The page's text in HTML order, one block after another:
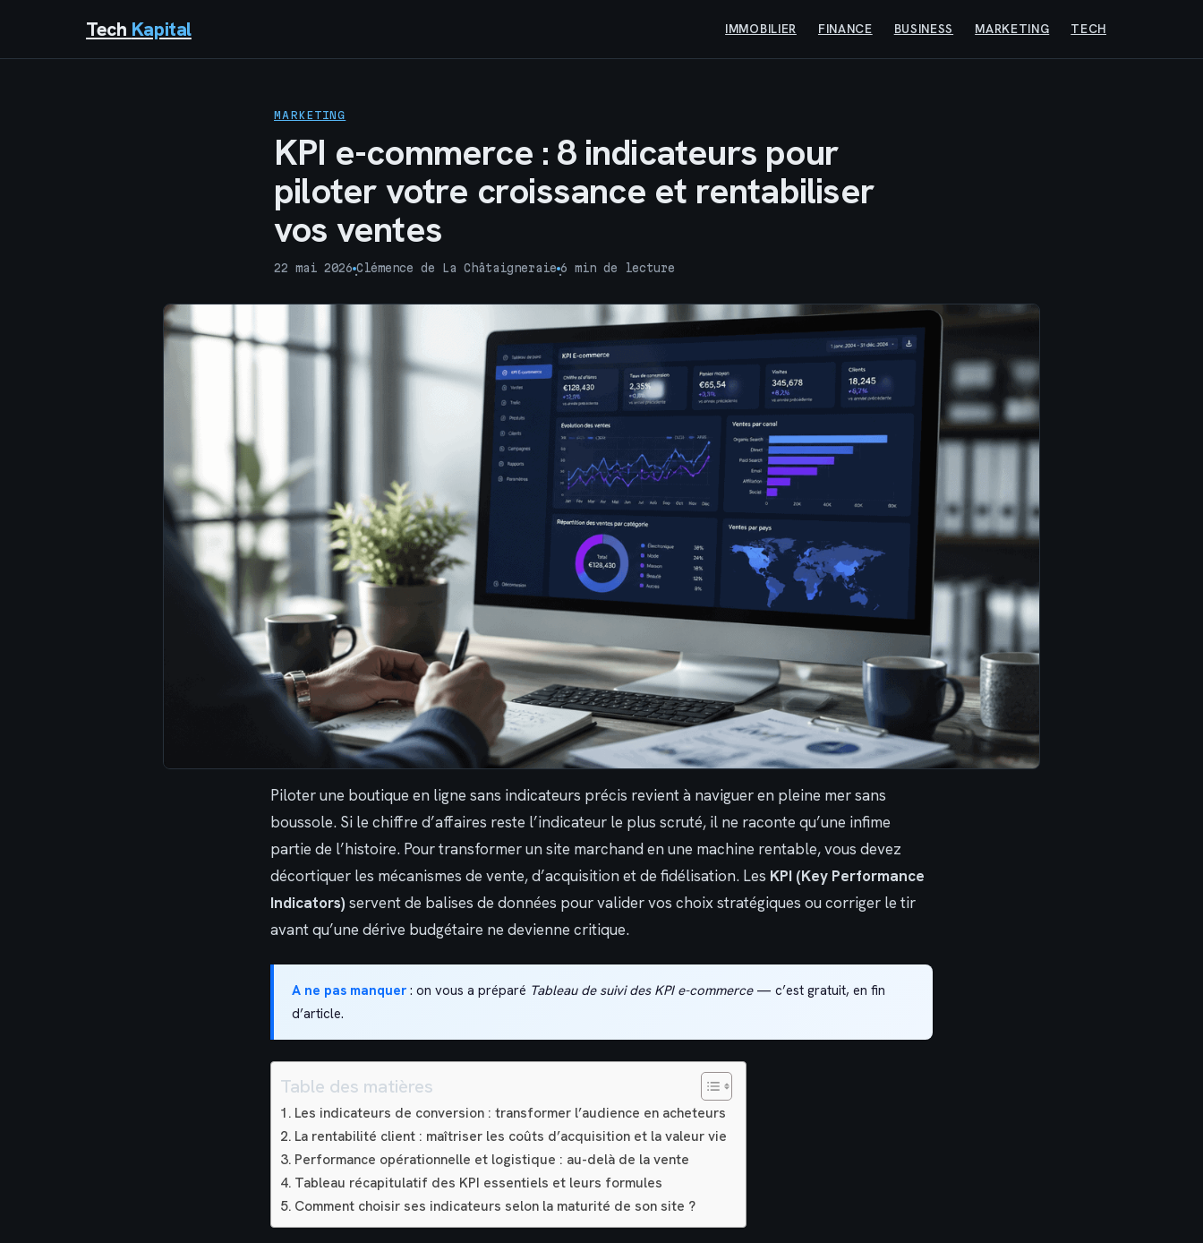
Tech Kapital IMMOBILIER FINANCE BUSINESS MARKETING TECH
MARKETING
KPI e-commerce : 8 indicateurs pour
piloter votre croissance et rentabiliser
vos ventes
22 mai 2026
·
Clémence de La Châtaigneraie
·
6 min de lecture
Piloter une boutique en ligne sans indicateurs précis revient à naviguer en pleine mer sans
boussole. Si le chiffre d’affaires reste l’indicateur le plus scruté, il ne raconte qu’une infime
partie de l’histoire. Pour transformer un site marchand en une machine rentable, vous devez
décortiquer les mécanismes de vente, d’acquisition et de fidélisation. Les KPI (Key Performance
Indicators) servent de balises de données pour valider vos choix stratégiques ou corriger le tir
avant qu’une dérive budgétaire ne devienne critique.
A ne pas manquer : on vous a préparé Tableau de suivi des KPI e-commerce— c’est gratuit, en fin
d’article.
Table des matières
Les indicateurs de conversion : transformer l’audience en acheteurs
La rentabilité client : maîtriser les coûts d’acquisition et la valeur vie
Performance opérationnelle et logistique : au-delà de la vente
Tableau récapitulatif des KPI essentiels et leurs formules
Comment choisir ses indicateurs selon la maturité de son site ?